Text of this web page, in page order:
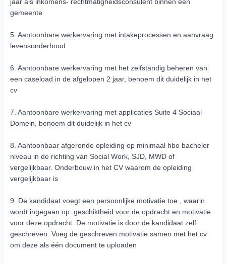
gemeente
5. Aantoonbare werkervaring met intakeprocessen en aanvraag
levensonderhoud
6. Aantoonbare werkervaring met het zelfstandig beheren van
een caseload in de afgelopen 2 jaar, benoem dit duidelijk in het
cv
7. Aantoonbare werkervaring met applicaties Suite 4 Sociaal
Domein, benoem dit duidelijk in het cv
8. Aantoonbaar afgeronde opleiding op minimaal hbo bachelor
niveau in de richting van Social Work, SJD, MWD of
vergelijkbaar. Onderbouw in het CV waarom de opleiding
vergelijkbaar is
9. De kandidaat voegt een persoonlijke motivatie toe , waarin
wordt ingegaan op: geschiktheid voor de opdracht en motivatie
voor deze opdracht. De motivatie is door de kandidaat zelf
geschreven. Voeg de geschreven motivatie samen met het cv
om deze als één document te uploaden